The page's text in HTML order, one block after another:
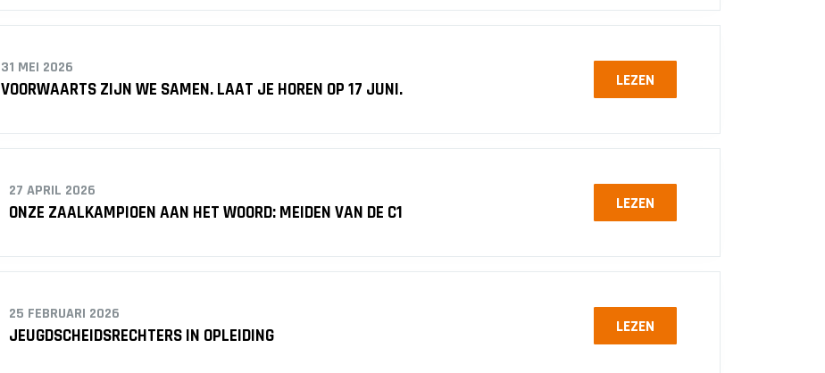
31 MEI 2026
VOORWAARTS ZIJN WE SAMEN. LAAT JE HOREN OP 17 JUNI. LEZEN
27 APRIL 2026
ONZE ZAALKAMPIOEN AAN HET WOORD: MEIDEN VAN DE C1 LEZEN
25 FEBRUARI 2026
JEUGDSCHEIDSRECHTERS IN OPLEIDING LEZEN